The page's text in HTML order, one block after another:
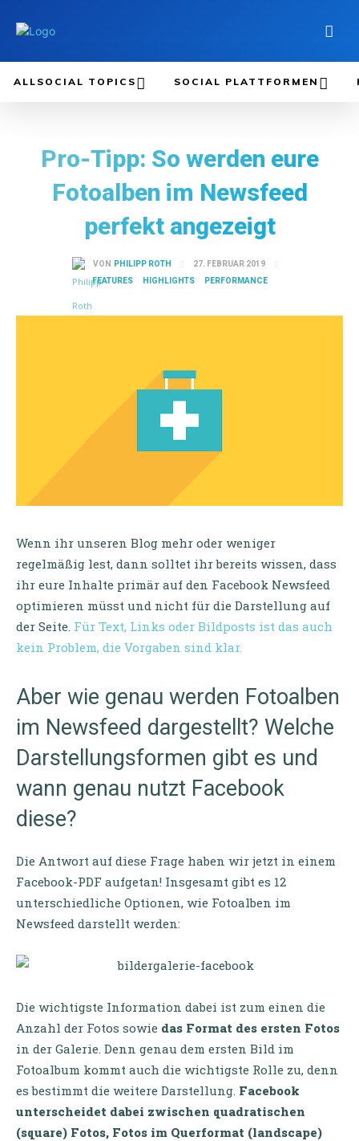
ALLSOCIAL TOPICS SOCIAL PLATTFORMEN
Pro-Tipp: So werden eure
Fotoalben im Newsfeed
perfekt angezeigt
VON PHILIPP ROTH
27. FEBRUAR 2019
FEATURES
HIGHLIGHTS PERFORMANCE
Wenn ihr unseren Blog mehr oder weniger
regelmäßig lest, dann solltet ihr bereits wissen, dass
ihr eure Inhalte primär auf den Facebook Newsfeed
optimieren müsst und nicht für die Darstellung auf
der Seite. Für Text, Links oder Bildposts ist das auch
kein Problem, die Vorgaben sind klar.
Aber wie genau werden Fotoalben
im Newsfeed dargestellt? Welche
Darstellungsformen gibt es und
wann genau nutzt Facebook
diese?
Die Antwort auf diese Frage haben wir jetzt in einem
Facebook-PDF aufgetan! Insgesamt gibt es 12
unterschiedliche Optionen, wie Fotoalben im
Newsfeed darstellt werden:
Die wichtigste Information dabei ist zum einen die
Anzahl der Fotos sowie das Format des ersten Fotos
in der Galerie. Denn genau dem ersten Bild im
Fotoalbum kommt auch die wichtigste Rolle zu, denn
es bestimmt die weitere Darstellung. Facebook
unterscheidet dabei zwischen quadratischen
(square) Fotos, Fotos im Querformat (landscape)